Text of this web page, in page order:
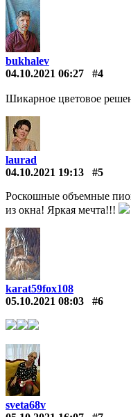
bukhalev
04.10.2021 06:27
#4
Шикарное цветовое
laurad
04.10.2021 19:13
#5
Роскошные объемные
из окна! Яркая мечта!!!
karat59fox108
05.10.2021 08:03
#6
sveta68v